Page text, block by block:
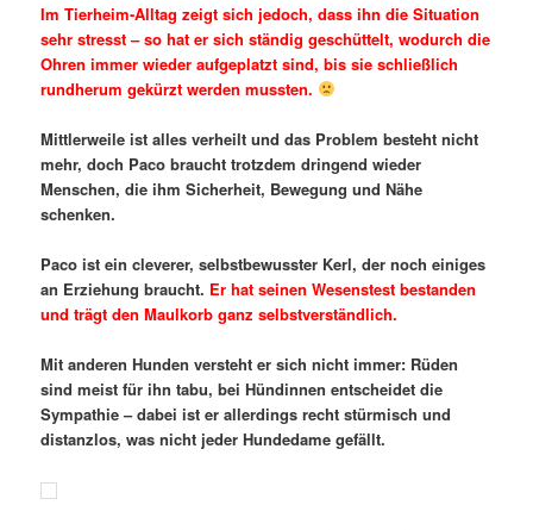
Im Tierheim-Alltag zeigt sich jedoch, dass ihn die Situation
sehr stresst – so hat er sich ständig geschüttelt, wodurch die
Ohren immer wieder aufgeplatzt sind, bis sie schließlich
rundherum gekürzt werden mussten.
Mittlerweile ist alles verheilt und das Problem besteht nicht
mehr, doch Paco braucht trotzdem dringend wieder
Menschen, die ihm Sicherheit, Bewegung und Nähe
schenken.
Paco ist ein cleverer, selbstbewusster Kerl, der noch einiges
an Erziehung braucht. Er hat seinen Wesenstest bestanden
und trägt den Maulkorb ganz selbstverständlich.
Mit anderen Hunden versteht er sich nicht immer: Rüden
sind meist für ihn tabu, bei Hündinnen entscheidet die
Sympathie – dabei ist er allerdings recht stürmisch und
distanzlos, was nicht jeder Hundedame gefällt.